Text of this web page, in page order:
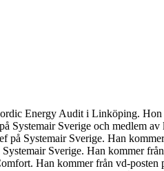
Energy Audit i Linköping.
Systemair Sverige och medlem
på Systemair Sverige. Han
Sverige. Han kommer
Han kommer från vd-posten